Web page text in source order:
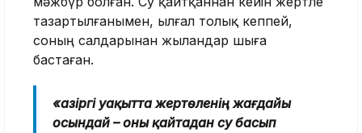
тазартылғанымен, ылғал толық кеппей,
соның салдарынан жыландар шыға
бастаған.
«Қазіргі уақытта жертөленің жағдайы
осындай – оны қайтадан су басып